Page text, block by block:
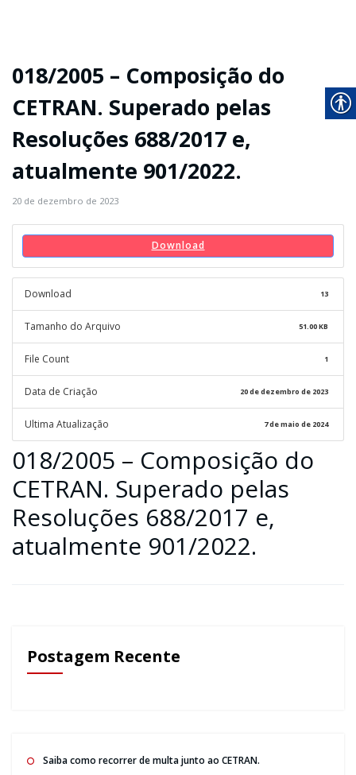
018/2005 – Composição do
CETRAN. Superado pelas
Resoluções 688/2017 e,
atualmente 901/2022.
20 de dezembro de 2023
Download
Download 13
Tamanho do Arquivo 51.00 KB
File Count 1
Data de Criação 20 de dezembro de 2023
Ultima Atualização 7 de maio de 2024
018/2005 – Composição do
CETRAN. Superado pelas
Resoluções 688/2017 e,
atualmente 901/2022.
Postagem Recente
Saiba como recorrer de multa junto ao CETRAN.